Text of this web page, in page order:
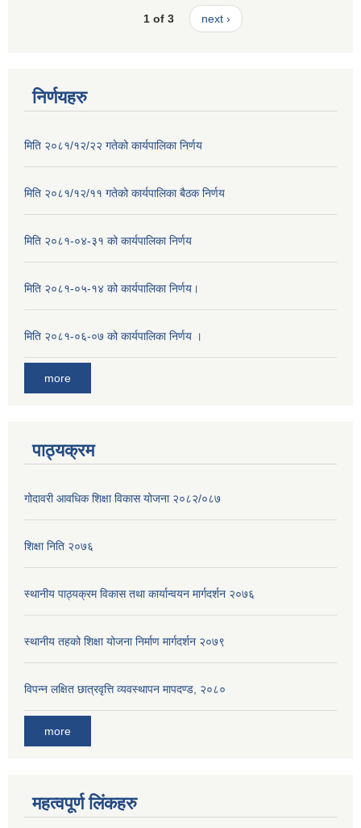
1 of 3 next ›
निर्णयहरु
मिति २०८१/१२/२२ गतेको कार्यपालिका निर्णय
मिति २०८१/१२/११ गतेको कार्यपालिका बैठक निर्णय
मिति २०८१-०४-३१ को कार्यपालिका निर्णय
मिति २०८१-०५-१४ को कार्यपालिका निर्णय।
मिति २०८१-०६-०७ को कार्यपालिका निर्णय ।
more
पाठ्यक्रम
गोदावरी आवधिक शिक्षा विकास योजना २०८२/०८७
शिक्षा निति २०७६
स्थानीय पाठ्यक्रम विकास तथा कार्यान्वयन मार्गदर्शन २०७६
स्थानीय तहको शिक्षा योजना निर्माण मार्गदर्शन २०७९
विपन्न लक्षित छात्रवृत्ति व्यवस्थापन मापदण्ड, २०८०
more
महत्वपूर्ण लिंकहरु